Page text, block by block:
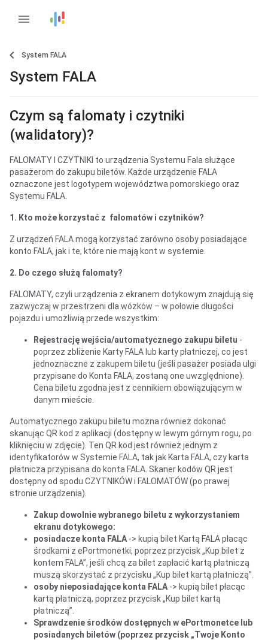
menu
System FALA
System FALA
Czym są falomaty i czytniki
(walidatory)?
FALOMATY I CZYTNIKI to urządzenia Systemu Fala służące
pasażerom do zakupu biletów. Każde urządzenie FALA
oznaczone jest logotypem województwa pomorskiego oraz
Systemu FALA.
1. Kto może korzystać z falomatów i czytników?
Z urządzeń FALA mogą korzystać zarówno osoby posiadające
konto FALA, jak i te, które nie mają kont w systemie.
2. Do czego służą falomaty?
FALOMATY, czyli urządzenia z ekranem dotykowym znajdują się
zazwyczaj w przestrzeni dla wózków – w połowie długości
pojazdu i umożliwią przede wszystkim:
Rejestrację wejścia/automatycznego zakupu biletu -
poprzez zbliżenie Karty FALA lub karty płatniczej, co jest
jednoznaczne z zakupem biletu (jeśli pasażer posiada ulgi
przypisane do Konta FALA, zostaną one uwzględnione).
Cena biletu zgodna jest z cennikiem obowiązującym w
danym mieście.
Automatycznego zakupu biletu można również dokonać
skanując QR kod z aplikacji (dostępny w lewym górnym rogu, po
kliknięciu w zdjęcie). Ten QR kod jest również jednym z
identyfikatorów w Systemie FALA, tak jak Karta FALA, czy karta
płatnicza przypisana do konta FALA. Skaner kodów QR jest
dostępny od spodu CZYTNIKÓW i FALOMATÓW (po prawej
stronie urządzenia).
Zakup dowolnie wybranego biletu z wykorzystaniem
ekranu dotykowego:
posiadacze konta FALA -> kupią bilet Kartą FALA płacąc
środkami z ePortmonetki, poprzez przycisk „Kup bilet z
kontem FALA”, jeśli chcą za bilet zapłacić kartą płatniczą
muszą skorzystać z przycisku „Kup bilet kartą płatniczą”.
osoby nieposiadające konta FALA -> kupią bilet płacąc
kartą płatniczą, poprzez przycisk „Kup bilet kartą
płatniczą”.
Sprawdzenie środków dostępnych w ePortmonetce lub
posiadanych biletów (poprzez przycisk „Twoje Konto